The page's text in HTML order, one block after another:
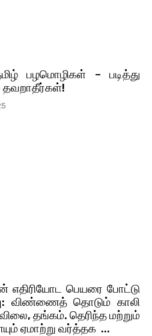
பழமொழிகள் – படித்து
தவறாதீர்கள்!
எதிரியோட பெயரை போட்டு
விண்ணைத் தொடும் காலி
தங்கம். தெரிந்த மற்றும்
ஏமாற்று வர்த்தக ...